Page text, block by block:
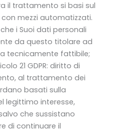
il trattamento si basi sul
mezzi automatizzati.
i Suoi dati personali
da questo titolare ad
tecnicamente fattibile;
21 GDPR: diritto di
al trattamento dei
basati sulla
legittimo interesse,
che sussistano
di continuare il